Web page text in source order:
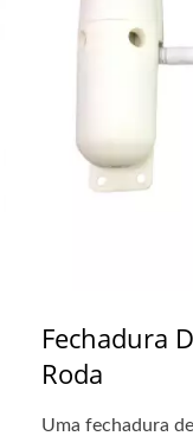
Fechadura
Roda
Uma fechadura